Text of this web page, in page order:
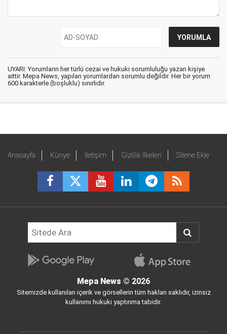
UYARI: Yorumların her türlü cezai ve hukuki sorumluluğu yazan kişiye
aittir. Mepa News, yapılan yorumlardan sorumlu değildir. Her bir yorum
600 karakterle (boşluklu) sınırlıdır.
Anasayfa Künye İletişim Gizlilik İlkeleri Sitene Ekle
Mepa News © 2026
Sitemizde kullanılan içerik ve görsellerin tüm hakları saklıdır, izinsiz
kullanımı hukuki yaptırıma tabidir.